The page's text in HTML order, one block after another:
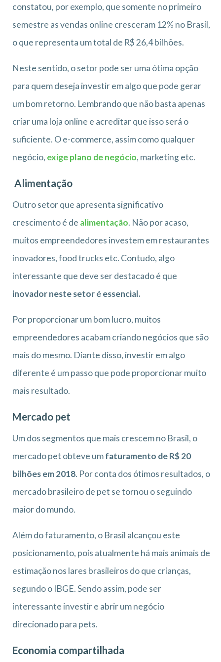
constatou, por exemplo, que somente no primeiro
semestre as vendas online cresceram 12% no Brasil,
o que representa um total de R$ 26,4 bilhões.
Neste sentido, o setor pode ser uma ótima opção
para quem deseja investir em algo que pode gerar
um bom retorno. Lembrando que não basta apenas
criar uma loja online e acreditar que isso será o
suficiente. O e-commerce, assim como qualquer
negócio, exige plano de negócio, marketing etc.
Alimentação
Outro setor que apresenta significativo
crescimento é de alimentação. Não por acaso,
muitos empreendedores investem em restaurantes
inovadores, food trucks etc. Contudo, algo
interessante que deve ser destacado é que
inovador neste setor é essencial.
Por proporcionar um bom lucro, muitos
empreendedores acabam criando negócios que são
mais do mesmo. Diante disso, investir em algo
diferente é um passo que pode proporcionar muito
mais resultado.
Mercado pet
Um dos segmentos que mais crescem no Brasil, o
mercado pet obteve umfaturamento de R$ 20
bilhões em 2018. Por conta dos ótimos resultados, o
mercado brasileiro de pet se tornou o seguindo
maior do mundo.
Além do faturamento, o Brasil alcançou este
posicionamento, pois atualmente há mais animais de
estimação nos lares brasileiros do que crianças,
segundo o IBGE. Sendo assim, pode ser
interessante investir e abrir um negócio
direcionado para pets.
Economia compartilhada